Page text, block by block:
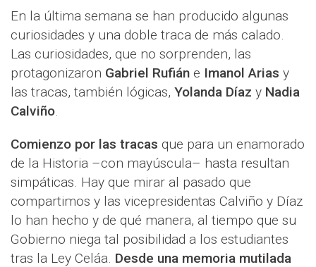
En la última semana se han producido algunas
curiosidades y una doble traca de más calado.
Las curiosidades, que no sorprenden, las
protagonizaron Gabriel Rufián e Imanol Arias y
las tracas, también lógicas, Yolanda Díaz y Nadia
Calviño.
Comienzo por las tracas que para un enamorado
de la Historia –con mayúscula– hasta resultan
simpáticas. Hay que mirar al pasado que
compartimos y las vicepresidentas Calviño y Díaz
lo han hecho y de qué manera, al tiempo que su
Gobierno niega tal posibilidad a los estudiantes
tras la Ley Celáa. Desde una memoria mutilada